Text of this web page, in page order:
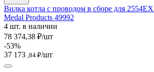
Вилка котла с проводом в сборе для
Medal Products 49992
4 шт. в наличии
78 374,38 ₽/шт
-53%
37 173 ,84 ₽/шт